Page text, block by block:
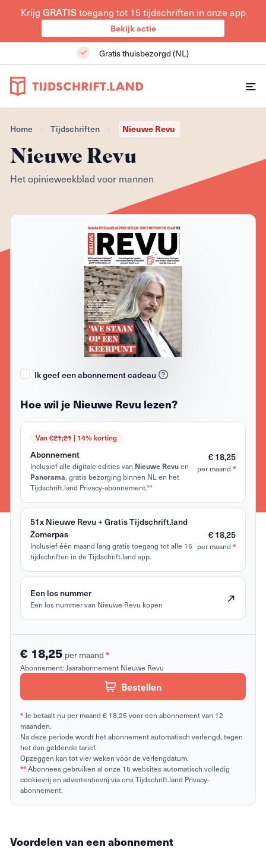
Krijg GRATIStoegang tot 15 tijdschriften in onze app
Bekijk actie
Gratis thuisbezorgd (NL)
Home Tijdschriften Nieuwe Revu
Nieuwe Revu
Het opinieweekblad voor mannen
Ik geef een abonnement cadeau
Hoe wil je Nieuwe Revu lezen?
Van €21,21| 14% korting
Abonnement
Inclusief alle digitale edities van Nieuwe Revuen
Panorama, gratis bezorging binnen NL en het
Tijdschrift.land Privacy-abonnement.**
€ 18,25
per maand *
51x Nieuwe Revu + Gratis Tijdschrift.land
Zomerpas
Inclusief één maand lang gratis toegang tot alle 15
tijdschriften in de Tijdschrift.land app.
€ 18,25
per maand *
Een los nummer
Een los nummer van Nieuwe Revu kopen
€ 18,25 per maand *
Abonnement: Jaarabonnement Nieuwe Revu
Bestellen
*Je betaalt nu per maand € 18,25 voor een abonnement van 12
maanden.
Na deze periode wordt het abonnement automatisch verlengd, tegen
het dan geldende tarief.
Opzeggen kan tot vier weken vóór de verlengdatum.
**Abonnees gebruiken al onze 15 websites automatisch volledig
cookievrij en advertentievrij via ons Tijdschrift.land Privacy-
abonnement.
Voordelen van een abonnement